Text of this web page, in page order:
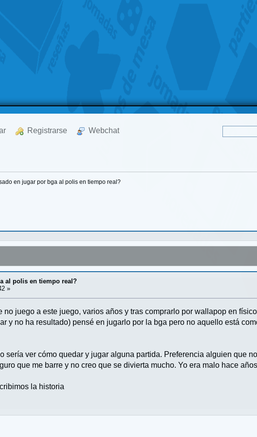
Registrarse Webchat
en jugar por bga al polis en tiempo real?
al polis en tiempo real?
»
no juego a este juego, varios años y tras comprarlo por wallapop en
y no ha resultado) pensé en jugarlo por la bga pero no aquello está
sería ver cómo quedar y jugar alguna partida. Preferencia alguien que
que me barre y no creo que se divierta mucho. Yo era malo hace
la historia